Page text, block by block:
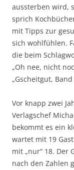
aussterben wird,
sprich
mit Tipps zur
sich wohlfühlen.
die beim
„Oh nee, nicht
„Gscheitgut,
Vor knapp zwei
Verlagschef
bekommt es ein
wartet mit 19
mit „nur“ 18. Der
nach den Zahlen